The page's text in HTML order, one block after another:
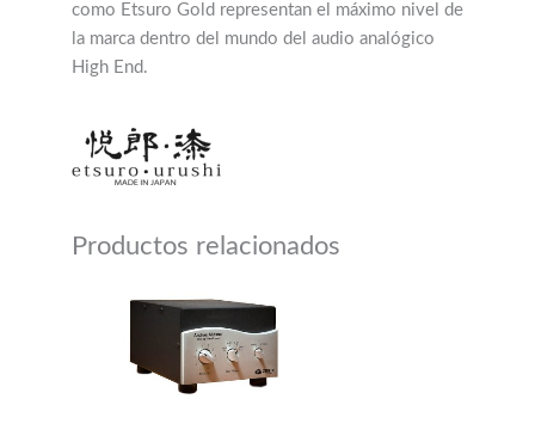
como Etsuro Gold representan el máximo nivel de
la marca dentro del mundo del audio analógico
High End.
Productos relacionados